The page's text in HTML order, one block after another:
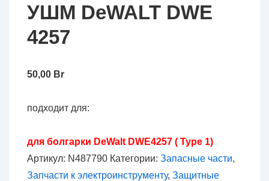
УШМ DeWALT DWE
4257
50,00 Br
подходит для:
для болгарки DeWalt DWE4257 ( Type 1)
Артикул: N487790 Категории: Запасные части,
Запчасти к электроинструменту, Защитные